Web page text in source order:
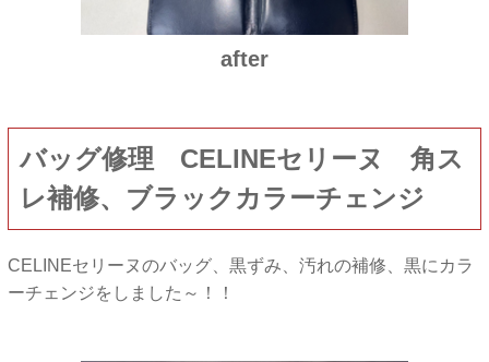
after
バッグ修理 CELINEセリーヌ 角ス
レ補修、ブラックカラーチェンジ
CELINEセリーヌのバッグ、黒ずみ、汚れの補修、黒にカラ
ーチェンジをしました～！！